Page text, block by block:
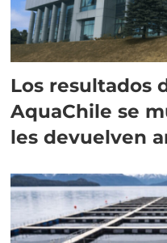
Los resultados
AquaChile se
les devuelven